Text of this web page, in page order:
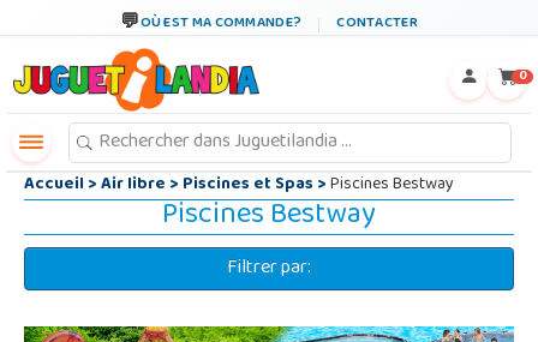
OÙ EST MA COMMANDE? CONTACTER
0
Accueil>Air libre>Piscines et Spas>Piscines Bestway
Piscines Bestway
Filtrer par: